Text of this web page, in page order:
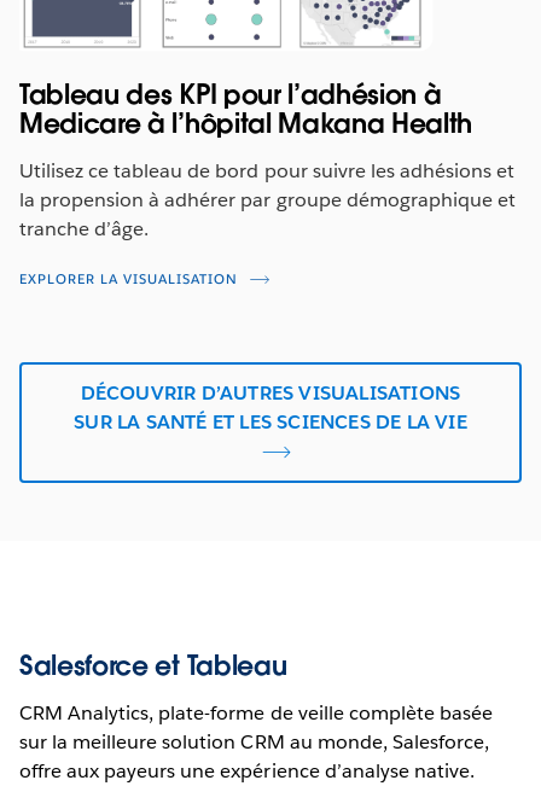
Tableau des KPI pour l’adhésion à
Medicare à l’hôpital Makana Health
Utilisez ce tableau de bord pour suivre les adhésions et
la propension à adhérer par groupe démographique et
tranche d’âge.
EXPLORER LA VISUALISATION
DÉCOUVRIR D’AUTRES VISUALISATIONS
SUR LA SANTÉ ET LES SCIENCES DE LA VIE
Salesforce et Tableau
CRM Analytics, plate-forme de veille complète basée
sur la meilleure solution CRM au monde, Salesforce,
offre aux payeurs une expérience d’analyse native.